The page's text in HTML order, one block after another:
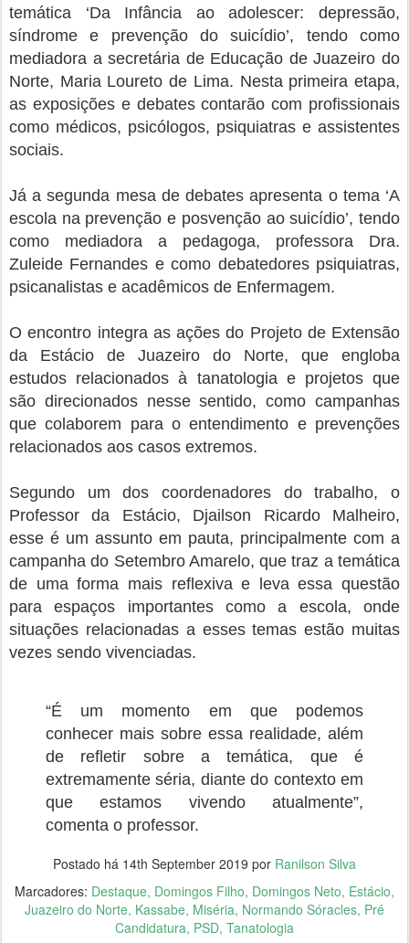
temática ‘Da Infância ao adolescer: depressão,
síndrome e prevenção do suicídio’, tendo como
mediadora a secretária de Educação de Juazeiro do
Norte, Maria Loureto de Lima. Nesta primeira etapa,
as exposições e debates contarão com profissionais
como médicos, psicólogos, psiquiatras e assistentes
sociais.
Já a segunda mesa de debates apresenta o tema ‘A
escola na prevenção e posvenção ao suicídio’, tendo
como mediadora a pedagoga, professora Dra.
Zuleide Fernandes e como debatedores psiquiatras,
psicanalistas e acadêmicos de Enfermagem.
O encontro integra as ações do Projeto de Extensão
da Estácio de Juazeiro do Norte, que engloba
estudos relacionados à tanatologia e projetos que
são direcionados nesse sentido, como campanhas
que colaborem para o entendimento e prevenções
relacionados aos casos extremos.
Segundo um dos coordenadores do trabalho, o
Professor da Estácio, Djailson Ricardo Malheiro,
esse é um assunto em pauta, principalmente com a
campanha do Setembro Amarelo, que traz a temática
de uma forma mais reflexiva e leva essa questão
para espaços importantes como a escola, onde
situações relacionadas a esses temas estão muitas
vezes sendo vivenciadas.
“É um momento em que podemos
conhecer mais sobre essa realidade, além
de refletir sobre a temática, que é
extremamente séria, diante do contexto em
que estamos vivendo atualmente”,
comenta o professor.
Postado há 14th September 2019 por Ranilson Silva
Marcadores: Destaque Domingos Filho Domingos Neto Estácio
Juazeiro do Norte Kassabe Miséria Normando Sóracles Pré
Candidatura PSD Tanatologia